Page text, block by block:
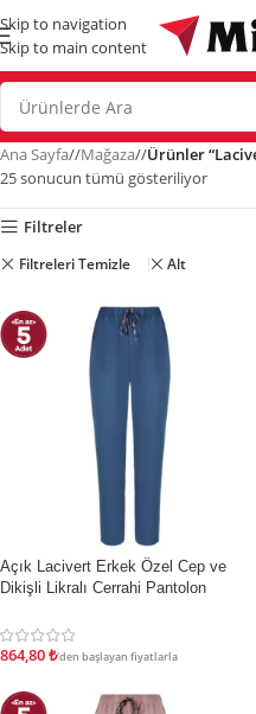
Skip to navigation
Skip to main content
Ana Sayfa/ Mağaza/ Ürünler
25 sonucun tümü gösteriliyor
Filtreler
Filtreleri Temizle Alt
İNDIRIM
Açık Lacivert Erkek Özel Cep ve
Dikişli Likralı Cerrahi Pantolon
864,80₺'den başlayan fiyatlarla